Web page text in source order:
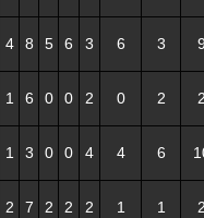
4 8 5 6 3 6 3 9
1 6 0 0 2 0 2 2
1 3 0 0 4 4 6
2 7 2 2 2 1 1 2